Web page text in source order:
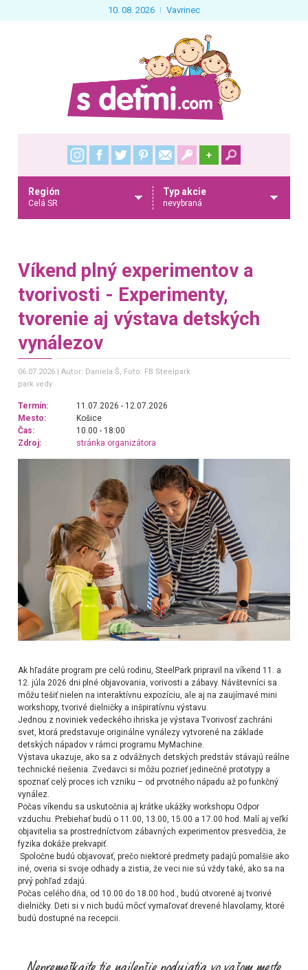
10. 08. 2026 Vavrinec
+
Región
Celá SR
Typ akcie
nevybraná
Víkend plný experimentov a
tvorivosti - Experimenty,
tvorenie aj výstava detských
vynálezov
06.07.2026 Autor: Daniela Š, Foto: FB Steelpark
park vedy
Termín:
11.07.2026 - 12.07.2026
Mesto:
Košice
Čas:
10.00 - 18:00
Zdroj:
stránka organizátora
Ak hľadáte program pre celú rodinu, SteelPark pripravil na víkend 11. a
12. júla 2026 dni plné objavovania, vorivosti a zábavy. Návštevníci sa
môžu tešiť nielen na interaktívnu expozíciu, ale aj na zaujímavé mini
workshopy, tvorivé dielničky a inšpiratívnu výstavu.
Jednou z noviniek vedeckého ihriska je výstava Tvorivosť zachráni
svet, ktorá predstavuje originálne vynálezy vytvorené na základe
detských nápadov v rámci programu MyMachine.
Výstava ukazuje, ako sa z odvážnych detských predstáv stávajú reálne
technické riešenia. Zvedavci si môžu pozrieť jedinečné prototypy a
spoznať celý proces ich vzniku – od prvotného nápadu až po funkčný
vynález.
Počas víkendu sa uskutočnia aj krátke ukážky workshopu Odpor
vzduchu. Prebiehať budú o 11.00, 13.00, 15.00 a 17.00 hod. Malí aj veľkí
objavitelia sa prostredníctvom zábavných experimentov presvedčia, že
fyzika dokáže prekvapiť.
Spoločne budú objavovať, prečo niektoré predmety padajú pomalšie ako
iné, overia si svoje odhady a zistia, že veci nie sú vždy také, ako sa na
prvý pohľad zdajú.
Počas celého dňa, od 10.00 do 18.00 hod., budú otvorené aj tvorivé
dielničky. Deti si v nich budú môcť vymaľovať drevené hlavolamy, ktoré
budú dostupné na recepcii.